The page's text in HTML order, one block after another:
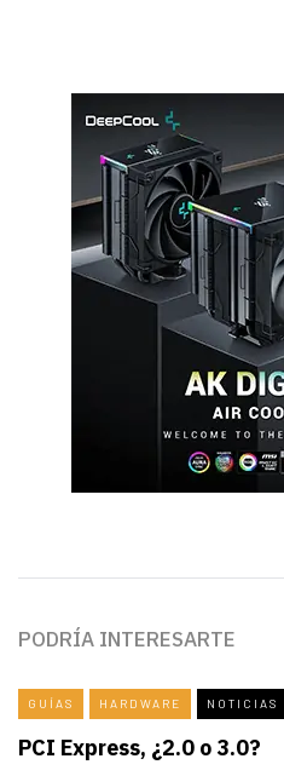
PODRÍA INTERESARTE
GUÍAS HARDWARE NOTICIAS
PCI Express, ¿2.0 o 3.0?